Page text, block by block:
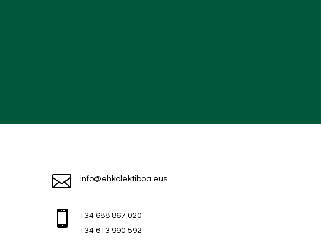
 info@ehkolektiboa.eus

+34 688 867 020
+34 613 990 592